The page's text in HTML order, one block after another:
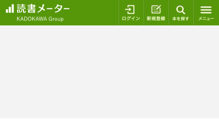
ログイン 新規登録